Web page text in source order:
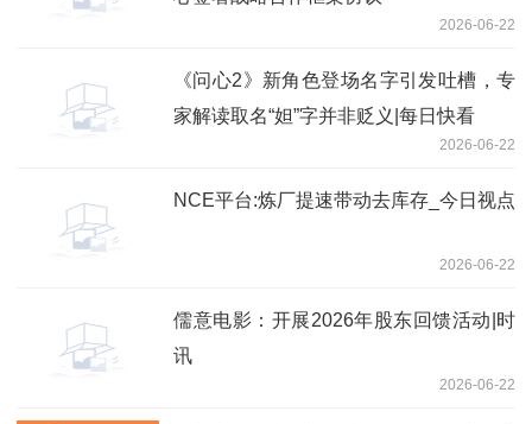
2026-06-22
《问心2》新角色登场名字引发吐槽，专
家解读取名“妲”字并非贬义|每日快看
2026-06-22
NCE平台:炼厂提速带动去库存_今日视点
2026-06-22
儒意电影：开展2026年股东回馈活动|时
讯
2026-06-22